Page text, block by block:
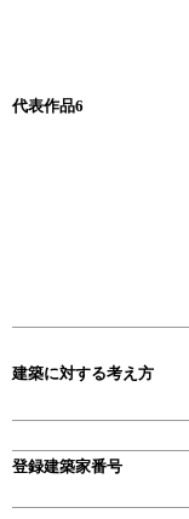
代表作品6
建築に対する考え方
登録建築家番号